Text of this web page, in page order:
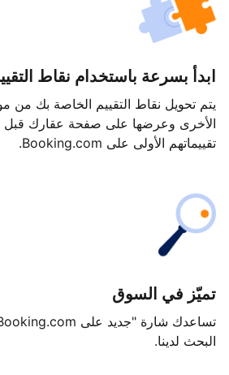
ابدأ بسرعة باستخدام نقاط
يتم تحويل نقاط التقييم الخاصة بك من
الأخرى وعرضها على صفحة عقارك
تقييماتهم الأولى على Booking.com.
تميّز في السوق
البحث لدينا.